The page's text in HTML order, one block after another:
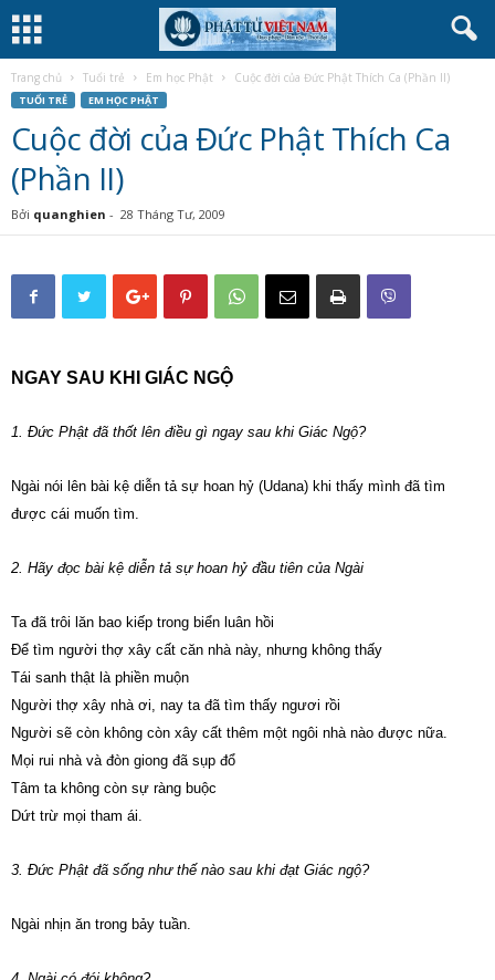
Trang chủ Tuổi trẻ Em học Phật Cuộc đời của Đức Phật Thích Ca (Phần II)
TUỔI TRẺ EM HỌC PHẬT
Cuộc đời của Đức Phật Thích Ca
(Phần II)
Bởi quanghien - 28 Tháng Tư, 2009
NGAY SAU KHI GIÁC NGỘ
1. Đức Phật đã thốt lên điều gì ngay sau khi Giác Ngộ?
Ngài nói lên bài kệ diễn tả sự hoan hỷ (Udana) khi thấy mình đã tìm
được cái muốn tìm.
2. Hãy đọc bài kệ diễn tả sự hoan hỷ đầu tiên của Ngài
Ta đã trôi lăn bao kiếp trong biển luân hồi
Để tìm người thợ xây cất căn nhà này, nhưng không thấy
Tái sanh thật là phiền muộn
Người thợ xây nhà ơi, nay ta đã tìm thấy ngươi rồi
Người sẽ còn không còn xây cất thêm một ngôi nhà nào được nữa.
Mọi rui nhà và đòn giong đã sụp đổ
Tâm ta không còn sự ràng buộc
Dứt trừ mọi tham ái.
3. Đức Phật đã sống như thế nào sau khi đạt Giác ngộ?
Ngài nhịn ăn trong bảy tuần.